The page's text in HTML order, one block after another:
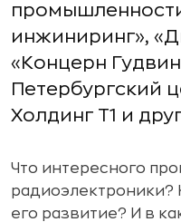
инжиниринг»,
«Концерн
Петербургский
Холдинг Т1 и
Что интересного
радиоэлектроники?
его развитие? И в